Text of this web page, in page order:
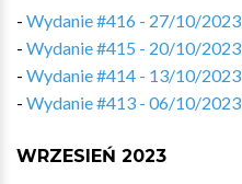
- Wydanie #416 - 27/10/2023
- Wydanie #415 - 20/10/2023
- Wydanie #414 - 13/10/2023
- Wydanie #413 - 06/10/2023
WRZESIEŃ 2023